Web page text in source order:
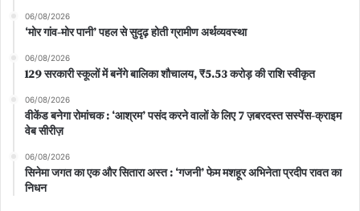
06/08/2026
‘मोर गांव-मोर पानी’ पहल से सुदृढ़ होती ग्रामीण अर्थव्यवस्था
06/08/2026
129 सरकारी स्कूलों में बनेंगे बालिका शौचालय, ₹5.53 करोड़ की राशि स्वीकृत
06/08/2026
वीकेंड बनेगा रोमांचक : ‘आश्रम’ पसंद करने वालों के लिए 7 ज़बरदस्त सस्पेंस-क्राइम
वेब सीरीज़
06/08/2026
सिनेमा जगत का एक और सितारा अस्त : ‘गजनी’ फेम मशहूर अभिनेता प्रदीप रावत का
निधन